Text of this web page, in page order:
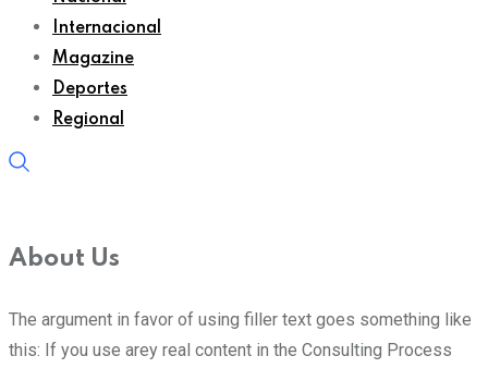
Internacional
Magazine
Deportes
Regional
About Us
The argument in favor of using filler text goes something like
this: If you use arey real content in the Consulting Process